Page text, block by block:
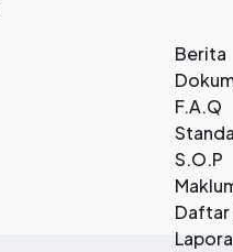
Berita
F.A.Q
S.O.P
Daftar